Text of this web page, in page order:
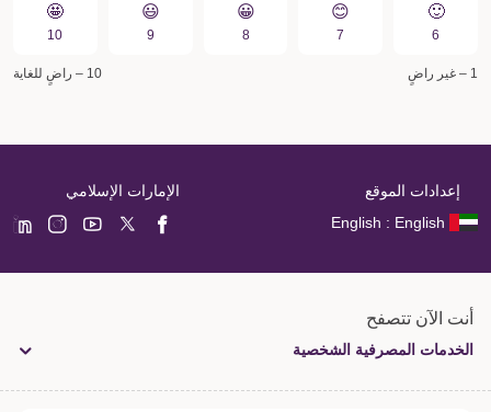
🙂
6
😊
7
😀️
8
😃
9
🤩
10
1 – غير راضٍ 10 – راضٍ للغاية
إعدادات الموقع
English : English
الإمارات الإسلامي
أنت الآن تتصفح
الخدمات المصرفية الشخصية